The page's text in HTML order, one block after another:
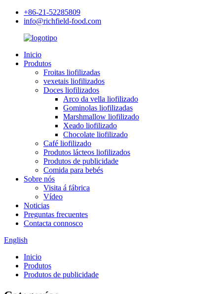
+86-21-52285809
info@richfield-food.com
Inicio
Produtos
Froitas liofilizadas
vexetais liofilizados
Doces liofilizados
Arco da vella liofilizado
Gominolas liofilizadas
Marshmallow liofilizado
Xeado liofilizado
Chocolate liofilizado
Café liofilizado
Produtos lácteos liofilizados
Produtos de publicidade
Comida para bebés
Sobre nós
Visita á fábrica
Vídeo
Noticias
Preguntas frecuentes
Contacta connosco
English
Inicio
Produtos
Produtos de publicidade